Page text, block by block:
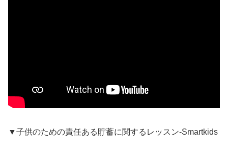
▼子供のための責任ある貯蓄に関するレッスン-Smartkids